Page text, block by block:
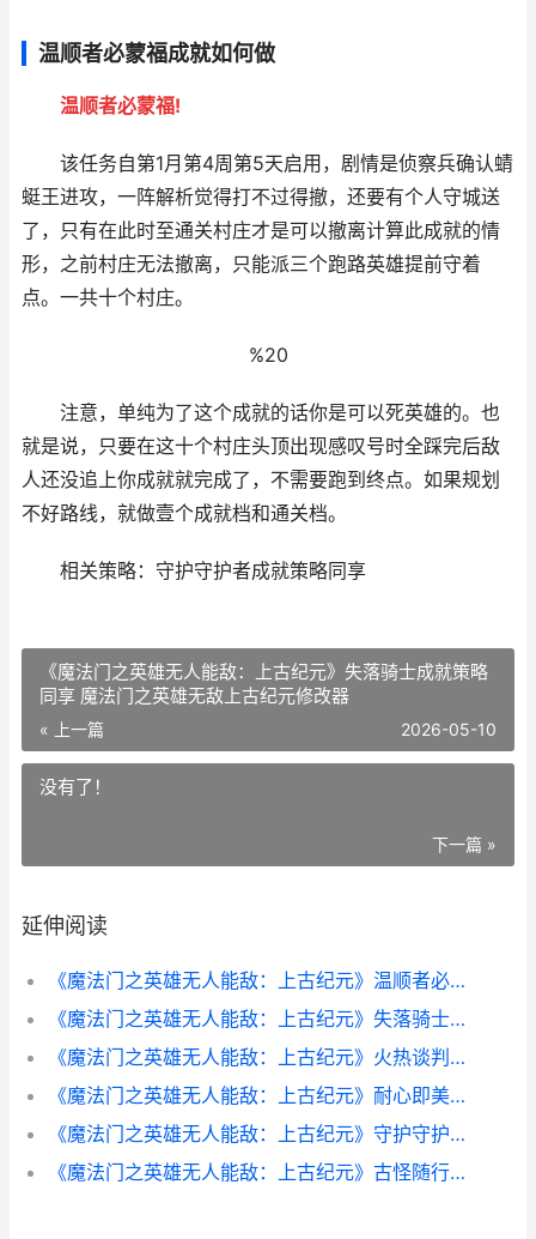
温顺者必蒙福成就如何做
温顺者必蒙福!
该任务自第1月第4周第5天启用，剧情是侦察兵确认蜻
蜓王进攻，一阵解析觉得打不过得撤，还要有个人守城送
了，只有在此时至通关村庄才是可以撤离计算此成就的情
形，之前村庄无法撤离，只能派三个跑路英雄提前守着
点。一共十个村庄。
%20
注意，单纯为了这个成就的话你是可以死英雄的。也
就是说，只要在这十个村庄头顶出现感叹号时全踩完后敌
人还没追上你成就就完成了，不需要跑到终点。如果规划
不好路线，就做壹个成就档和通关档。
相关策略：守护守护者成就策略同享
《魔法门之英雄无人能敌：上古纪元》失落骑士成就策略
同享 魔法门之英雄无敌上古纪元修改器
« 上一篇 2026-05-10
没有了！
下一篇 »
延伸阅读
《魔法门之英雄无人能敌：上古纪元》温顺者必蒙福成就策略同享 魔法门之英雄无敌上古纪元修改器
《魔法门之英雄无人能敌：上古纪元》失落骑士成就策略同享 魔法门之英雄无敌上古纪元修改器
《魔法门之英雄无人能敌：上古纪元》火热谈判成就做法同享 魔法门之英雄无敌3重制版
《魔法门之英雄无人能敌：上古纪元》耐心即美德成就做法同享 魔法门之英雄无敌系列
《魔法门之英雄无人能敌：上古纪元》守护守护者成就策略同享 魔法门之英雄无敌3死亡阴影
《魔法门之英雄无人能敌：上古纪元》古怪随行者成就做法同享 魔法门之英雄无敌3死亡阴影